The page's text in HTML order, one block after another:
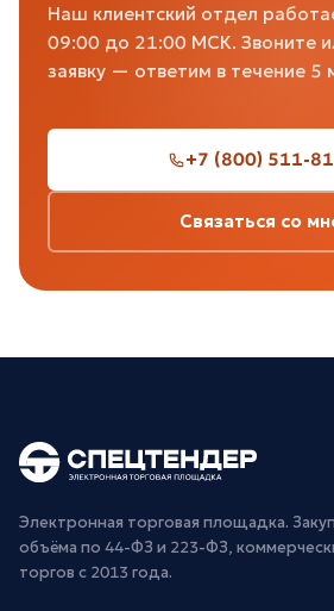
Наш клиентский отдел
09:00 до 21:00 МСК. Звоните
заявку — ответим в течение 5
+7 (800) 511-
Связаться со
Электронная торговая площадка.
объёма по 44-ФЗ и 223-ФЗ,
торгов с 2013 года.